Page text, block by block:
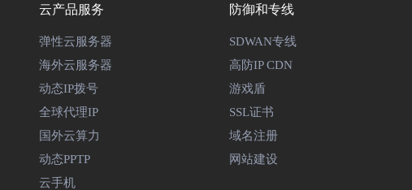
云产品服务
弹性云服务器
海外云服务器
动态IP拨号
全球代理IP
国外云算力
动态PPTP
云手机
防御和专线
SDWAN专线
高防IP CDN
游戏盾
SSL证书
域名注册
网站建设